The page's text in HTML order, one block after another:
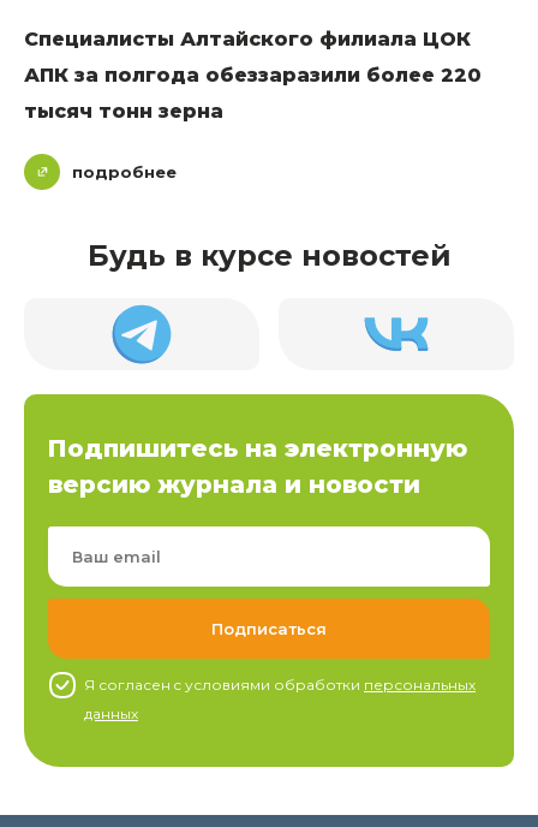
Специалисты Алтайского филиала ЦОК
АПК за полгода обеззаразили более 220
тысяч тонн зерна
подробнее
Будь в курсе новостей
Подпишитесь на электронную
версию журнала и новости
Я согласен c условиями обработки персональных
данных